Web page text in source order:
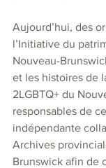
Aujourd’hui, des
l’Initiative du
Nouveau-
et les histoires de
2LGBTQ+ du
responsables de
indépendante
Archives
Brunswick afin de